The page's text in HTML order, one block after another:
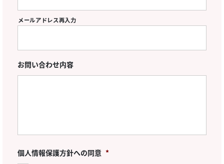
メールアドレス再入力
お問い合わせ内容
個人情報保護方針への同意 *